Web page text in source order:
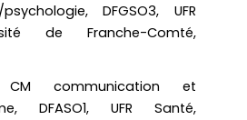
DFGSO3, UFR
de Franche-Comté,
communication et
DFASO1, UFR Santé,